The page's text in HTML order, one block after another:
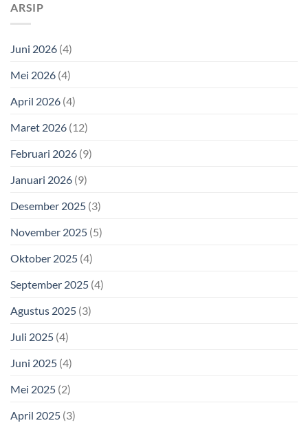
ARSIP
Juni 2026 (4)
Mei 2026 (4)
April 2026 (4)
Maret 2026 (12)
Februari 2026 (9)
Januari 2026 (9)
Desember 2025 (3)
November 2025 (5)
Oktober 2025 (4)
September 2025 (4)
Agustus 2025 (3)
Juli 2025 (4)
Juni 2025 (4)
Mei 2025 (2)
April 2025 (3)